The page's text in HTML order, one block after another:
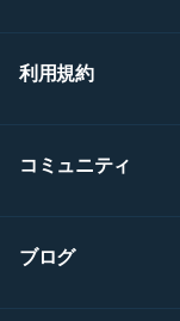
利用規約
コミュニティ
ブログ